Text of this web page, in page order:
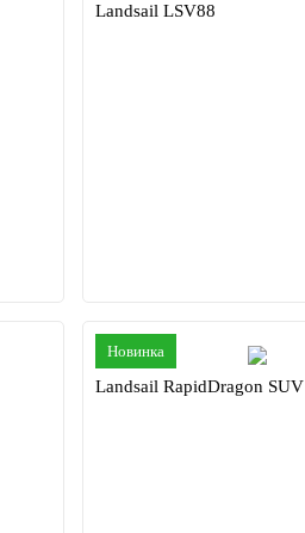
Landsail LSV88
Landsail RapidDragon SUV
Новинка